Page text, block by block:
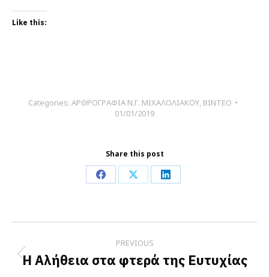
Like this:
Categories: ΑΡΘΡΟΓΡΑΦΙΑ Ν.Γ. ΜΙΧΑΛΟΛΙΑΚΟΥ, ΒΙΝΤΕΟ
01/01/2019
Share this post
Share
Facebook
Share
X
Share
LinkedIn
navigation
PREVIOUS
Previous
Η Αλήθεια στα φτερά της Ευτυχίας